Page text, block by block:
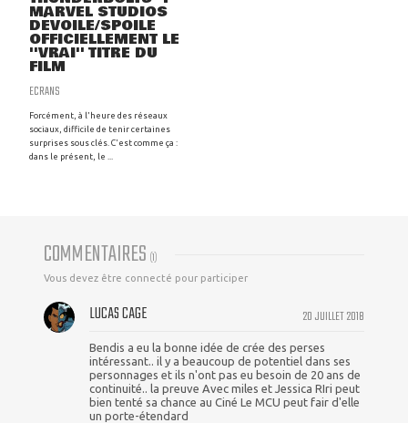
MARVEL STUDIOS
DÉVOILE/SPOILE
OFFICIELLEMENT LE
''VRAI'' TITRE DU
FILM
ECRANS
Forcément, à l'heure des réseaux
sociaux, difficile de tenir certaines
surprises sous clés. C'est comme ça :
dans le présent, le ...
COMMENTAIRES (1)
Vous devez être connecté pour participer
20 JUILLET 2018
LUCAS CAGE
Bendis a eu la bonne idée de crée des perses
intéressant.. il y a beaucoup de potentiel dans ses
personnages et ils n'ont pas eu besoin de 20 ans de
continuité.. la preuve Avec miles et Jessica RIri peut
bien tenté sa chance au Ciné Le MCU peut fair d'elle
un porte-étendard